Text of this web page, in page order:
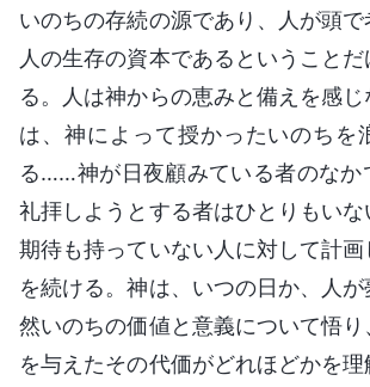
いのちの存続の源であり、人が頭で
人の生存の資本であるということ
る。人は神からの恵みと備えを感じ
は、神によって授かったいのちを
る……神が日夜顧みている者のなか
礼拝しようとする者はひとりもい
期待も持っていない人に対して計画
を続ける。神は、いつの日か、人
然いのちの価値と意義について悟
を与えたその代価がどれほどかを